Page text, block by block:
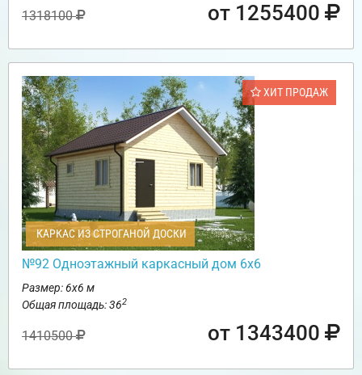
1318100 от 1255400
ХИТ ПРОДАЖ
КАРКАС ИЗ СТРОГАНОЙ ДОСКИ
№92 Одноэтажный каркасный дом 6х6
Размер: 6х6 м
Общая площадь: 362
1410500 от 1343400